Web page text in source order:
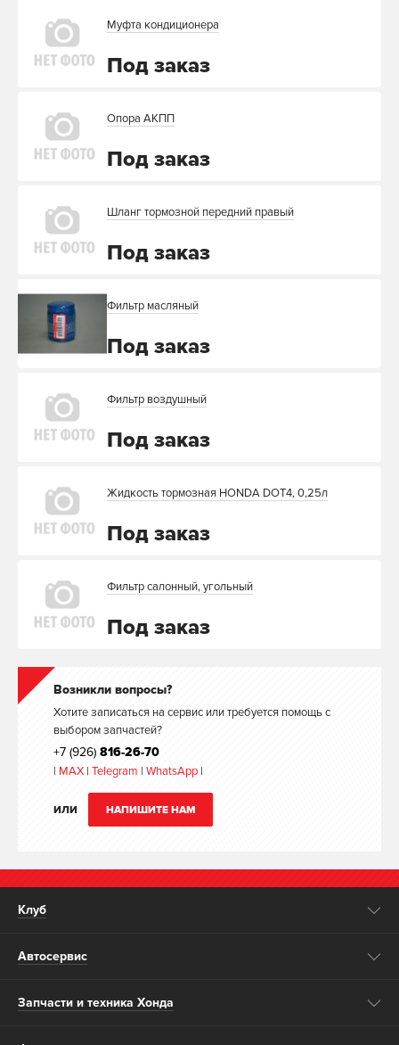
Муфта кондиционера
Под заказ
Опора АКПП
Под заказ
Шланг тормозной передний правый
Под заказ
Фильтр масляный
Под заказ
Фильтр воздушный
Под заказ
Жидкость тормозная HONDA DOT4, 0,25л
Под заказ
Фильтр салонный, угольный
Под заказ
Возникли вопросы?
Хотите записаться на сервис или требуется помощь с
выбором запчастей?
+7 (926) 816-26-70
| MAX | Telegram | WhatsApp |
ИЛИ НАПИШИТЕ НАМ
Клуб
Автосервис
Запчасти и техника Хонда